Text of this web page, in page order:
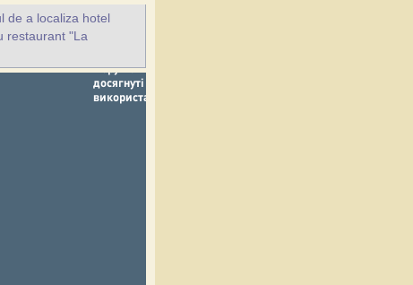
de a localiza hotel
restaurant "La